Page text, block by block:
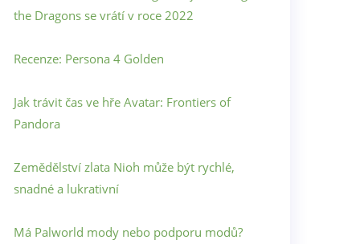
the Dragons se vrátí v roce 2022
Recenze: Persona 4 Golden
Jak trávit čas ve hře Avatar: Frontiers of
Pandora
Zemědělství zlata Nioh může být rychlé,
snadné a lukrativní
Má Palworld mody nebo podporu modů?